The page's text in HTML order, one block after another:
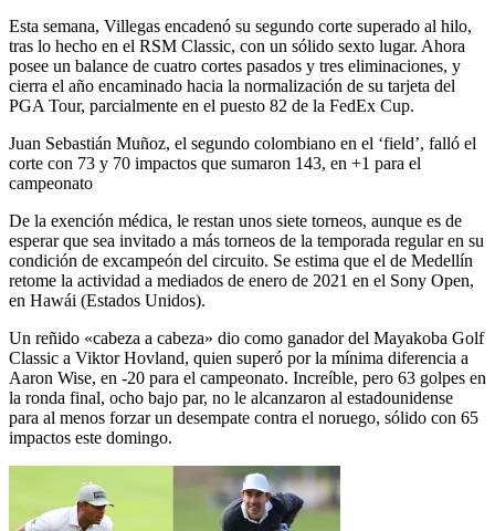
Esta semana, Villegas encadenó su segundo corte superado al hilo,
tras lo hecho en el RSM Classic, con un sólido sexto lugar. Ahora
posee un balance de cuatro cortes pasados y tres eliminaciones, y
cierra el año encaminado hacia la normalización de su tarjeta del
PGA Tour, parcialmente en el puesto 82 de la FedEx Cup.
Juan Sebastián Muñoz, el segundo colombiano en el ‘field’, falló el
corte con 73 y 70 impactos que sumaron 143, en +1 para el
campeonato
De la exención médica, le restan unos siete torneos, aunque es de
esperar que sea invitado a más torneos de la temporada regular en su
condición de excampeón del circuito. Se estima que el de Medellín
retome la actividad a mediados de enero de 2021 en el Sony Open,
en Hawái (Estados Unidos).
Un reñido «cabeza a cabeza» dio como ganador del Mayakoba Golf
Classic a Viktor Hovland, quien superó por la mínima diferencia a
Aaron Wise, en -20 para el campeonato. Increíble, pero 63 golpes en
la ronda final, ocho bajo par, no le alcanzaron al estadounidense
para al menos forzar un desempate contra el noruego, sólido con 65
impactos este domingo.